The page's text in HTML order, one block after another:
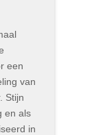
een
van
Stijn
en als
in